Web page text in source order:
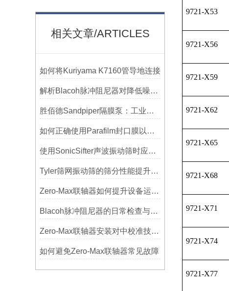
相关文章/ARTICLES
如何将Kuriyama K7160管导地连接
解析Blacoh脉冲阻尼器对降低噪音的显著作用
胜佰德Sandpiper隔膜泵：工业流体输送的可靠动力解决方案
如何正确使用Parafilm封口膜以确保实验结果的准确性？
使用SonicSifter声波振动筛时应注意的几个方面
Tyler筛网振动筛的筛分性能提升技巧
Zero-Max联轴器如何提升设备运行精度？
Blacoh脉冲阻尼器的日常检查与预防性维护清单
Zero-Max联轴器安装对中校准技巧与常见误差分析
如何避免Zero-Max联轴器常见故障
9721-X53
9721-X56
9721-X59
9721-X62
9721-X65
9721-X68
9721-X71
9721-X74
9721-X77